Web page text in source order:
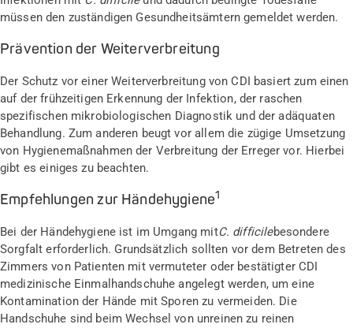
müssen den zuständigen Gesundheitsämtern gemeldet werden.
Prävention der Weiterverbreitung
Der Schutz vor einer Weiterverbreitung von CDI basiert zum einen
auf der frühzeitigen Erkennung der Infektion, der raschen
spezifischen mikrobiologischen Diagnostik und der adäquaten
Behandlung. Zum anderen beugt vor allem die zügige Umsetzung
von Hygienemaßnahmen der Verbreitung der Erreger vor. Hierbei
gibt es einiges zu beachten.
Empfehlungen zur Händehygiene1
Bei der Händehygiene ist im Umgang mitC. difficilebesondere
Sorgfalt erforderlich. Grundsätzlich sollten vor dem Betreten des
Zimmers von Patienten mit vermuteter oder bestätigter CDI
medizinische Einmalhandschuhe angelegt werden, um eine
Kontamination der Hände mit Sporen zu vermeiden. Die
Handschuhe sind beim Wechsel von unreinen zu reinen